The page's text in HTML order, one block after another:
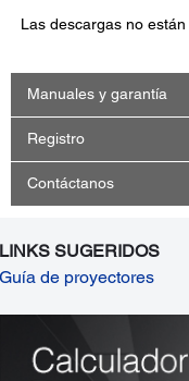
Las descargas no
Manuales y garantía
Registro
Contáctanos
LINKS SUGERIDOS
Guía de proyectores